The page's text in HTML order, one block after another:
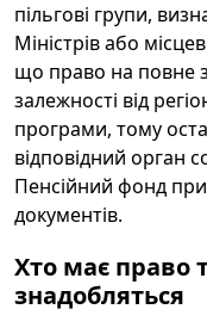
пільгові групи,
Міністрів або
що право на повне
залежності від
програми, тому
відповідний орган
Пенсійний фонд при
документів.
Хто має право
знадобляться